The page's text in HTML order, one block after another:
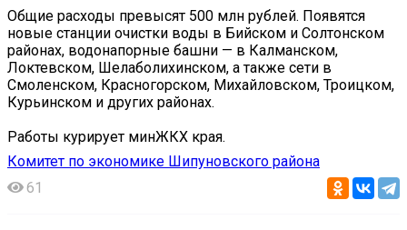
Общие расходы превысят 500 млн рублей. Появятся
новые станции очистки воды в Бийском и Солтонском
районах, водонапорные башни — в Калманском,
Локтевском, Шелаболихинском, а также сети в
Смоленском, Красногорском, Михайловском, Троицком,
Курьинском и других районах.
Работы курирует минЖКХ края.
Комитет по экономике Шипуновского района
61